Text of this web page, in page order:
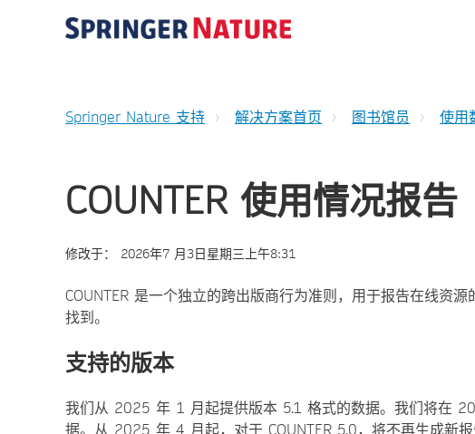
Springer Nature 支持 解决方案首页 图书馆员 使用
COUNTER 使用情况报告
修改于： 2026年7 月3日星期三上午8:31
COUNTER 是一个独立的跨出版商行为准则，用于报告在线资
找到。
支持的版本
我们从 2025 年 1 月起提供版本 5.1 格式的数据。我们将在